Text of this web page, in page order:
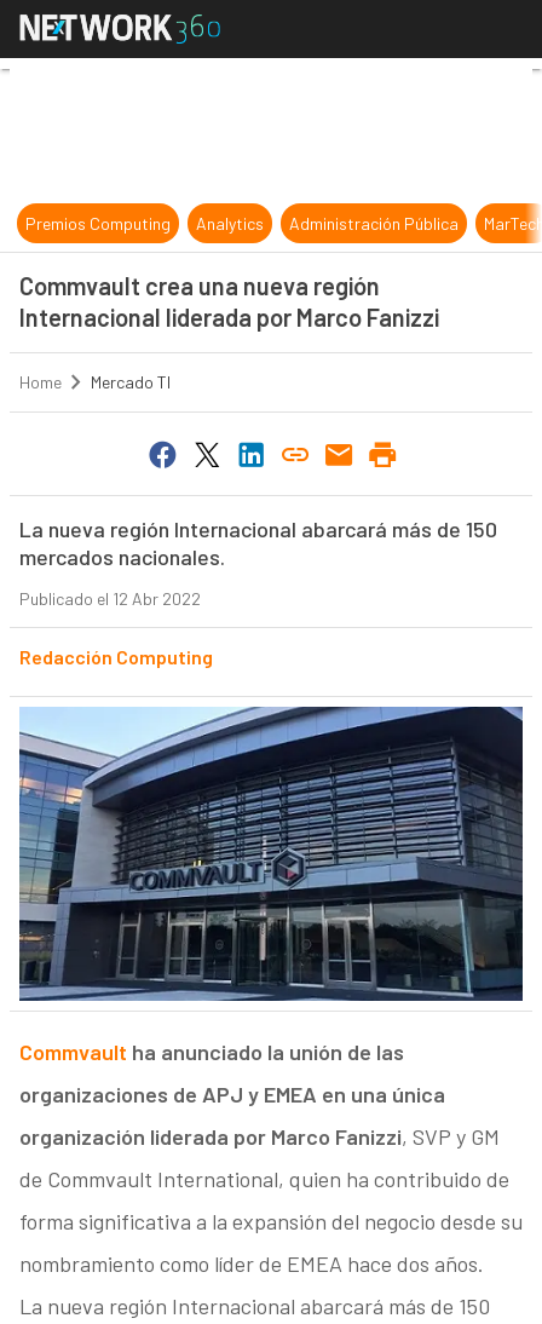
Commvault crea una nueva
Premios Computing Analytics Administración Pública
Commvault crea una nueva región
Internacional liderada por Marco Fanizzi
Home Mercado TI
La nueva región Internacional abarcará más de 150
mercados nacionales.
Publicado el 12 Abr 2022
Redacción Computing
Commvault ha anunciado la unión de las
organizaciones de APJ y EMEA en una única
organización liderada por Marco Fanizzi, SVP y GM
de Commvault International, quien ha contribuido de
forma significativa a la expansión del negocio desde su
nombramiento como líder de EMEA hace dos años.
La nueva región Internacional abarcará más de 150